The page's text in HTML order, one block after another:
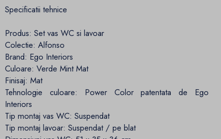
Specificatii tehnice
Produs: Set vas WC si lavoar
Colectie: Alfonso
Brand: Ego Interiors
Culoare: Verde Mint Mat
Finisaj: Mat
Tehnologie culoare: Power Color patentata de Ego
Interiors
Tip montaj vas WC: Suspendat
Tip montaj lavoar: Suspendat / pe blat